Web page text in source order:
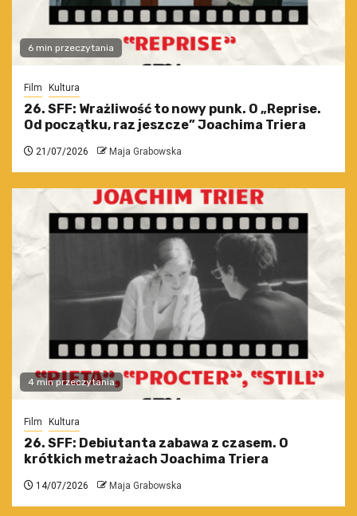
6 min przeczytania
Film Kultura
26. SFF: Wrażliwość to nowy punk. O „Reprise.
Od początku, raz jeszcze” Joachima Triera
21/07/2026 Maja Grabowska
4 min przeczytania
Film Kultura
26. SFF: Debiutanta zabawa z czasem. O
krótkich metrażach Joachima Triera
14/07/2026 Maja Grabowska